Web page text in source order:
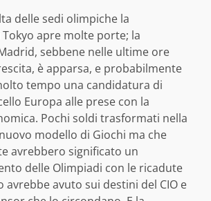
delle sedi olimpiche la
apre molte porte; la
sebbene nelle ultime ore
è apparsa, e probabilmente
tempo una candidatura di
Europa alle prese con la
Pochi soldi trasformati nella
modello di Giochi ma che
avrebbero significato un
delle Olimpiadi con le ricadute
avrebbe avuto sui destini del CIO e